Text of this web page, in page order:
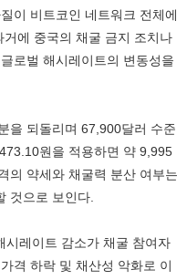
이 비트코인 네트워크 전체에
에 중국의 채굴 금지 조치나
로벌 해시레이트의 변동성을
을 되돌리며 67,900달러 수준
원을 적용하면 약 9,995
의 약세와 채굴력 분산 여부는
것으로 보인다.
시레이트 감소가 채굴 참여자
격 하락 및 채산성 악화로 이